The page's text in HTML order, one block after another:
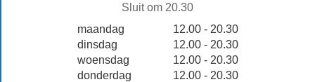
Sluit om 20.30
maandag
12.00 - 20.30
dinsdag
12.00 - 20.30
woensdag
12.00 - 20.30
donderdag
12.00 - 20.30